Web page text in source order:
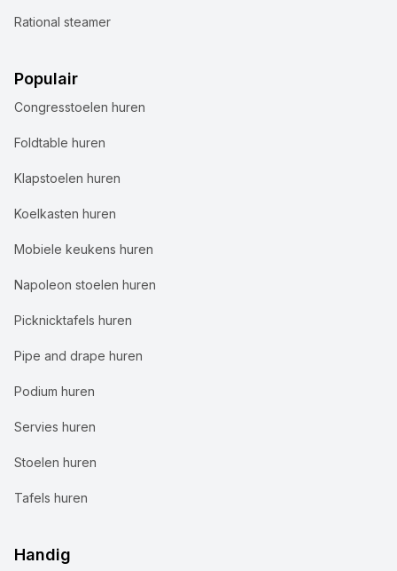
Rational steamer
Populair
Congresstoelen huren
Foldtable huren
Klapstoelen huren
Koelkasten huren
Mobiele keukens huren
Napoleon stoelen huren
Picknicktafels huren
Pipe and drape huren
Podium huren
Servies huren
Stoelen huren
Tafels huren
Handig